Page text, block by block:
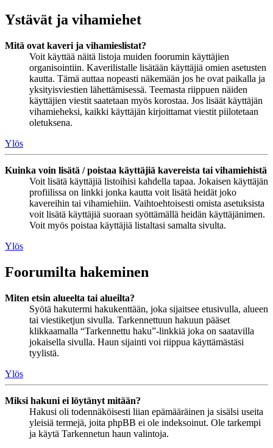
Ystävät ja vihamiehet
Mitä ovat kaveri ja vihamieslistat?
Voit käyttää näitä listoja muiden foorumin käyttäjien
organisointiin. Kaverilistalle lisätään käyttäjiä omien asetusten
kautta. Tämä auttaa nopeasti näkemään jos he ovat paikalla ja
yksityisviestien lähettämisessä. Teemasta riippuen näiden
käyttäjien viestit saatetaan myös korostaa. Jos lisäät käyttäjän
vihamieheksi, kaikki käyttäjän kirjoittamat viestit piilotetaan
oletuksena.
Ylös
Kuinka voin lisätä / poistaa käyttäjiä kavereista tai vihamiehistä
Voit lisätä käyttäjiä listoihisi kahdella tapaa. Jokaisen käyttäjän
profiilissa on linkki jonka kautta voit lisätä heidät joko
kavereihin tai vihamiehiin. Vaihtoehtoisesti omista asetuksista
voit lisätä käyttäjiä suoraan syöttämällä heidän käyttäjänimen.
Voit myös poistaa käyttäjiä listaltasi samalta sivulta.
Ylös
Foorumilta hakeminen
Miten etsin alueelta tai alueilta?
Syötä hakutermi hakukenttään, joka sijaitsee etusivulla, alueen
tai viestiketjun sivulla. Tarkennettuun hakuun pääset
klikkaamalla “Tarkennettu haku”-linkkiä joka on saatavilla
jokaisella sivulla. Haun sijainti voi riippua käyttämästäsi
tyylistä.
Ylös
Miksi hakuni ei löytänyt mitään?
Hakusi oli todennäköisesti liian epämääräinen ja sisälsi useita
yleisiä termejä, joita phpBB ei ole indeksoinut. Ole tarkempi
ja käytä Tarkennetun haun valintoja.